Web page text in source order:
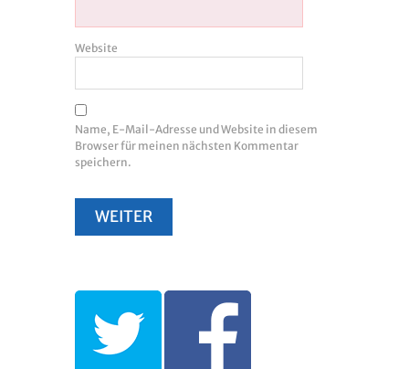
Website
Name, E-Mail-Adresse und Website in diesem
Browser für meinen nächsten Kommentar
speichern.